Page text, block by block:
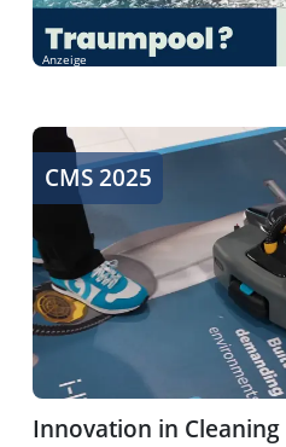
Anzeige
Innovation in Cleaning &
CMS 2025
Innovation in Cleaning